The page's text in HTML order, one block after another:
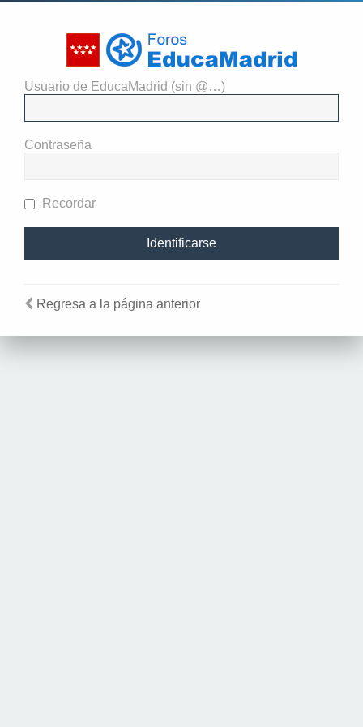
Usuario de EducaMadrid (sin @…)
Contraseña
Recordar
Regresa a la página anterior